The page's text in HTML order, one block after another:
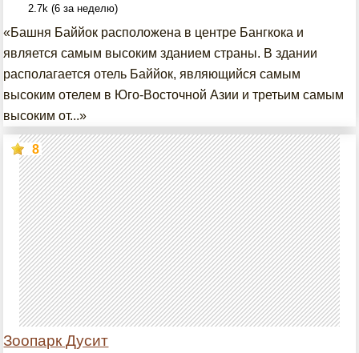
2.7k (6 за неделю)
«Башня Баййок расположена в центре Бангкока и
является самым высоким зданием страны. В здании
располагается отель Баййок, являющийся самым
высоким отелем в Юго-Восточной Азии и третьим самым
высоким от...»
Зоопарк Дусит
8